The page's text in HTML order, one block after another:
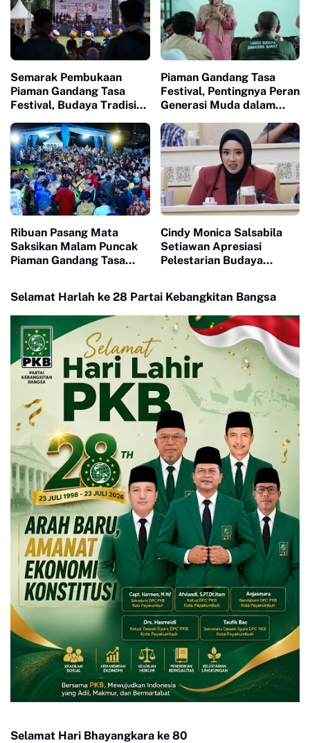
Semarak Pembukaan
Piaman Gandang Tasa
Festival, Budaya Tradisi
Piaman Gandang Tasa
Festival, Pentingnya Peran
Generasi Muda dalam
Ribuan Pasang Mata
Saksikan Malam Puncak
Piaman Gandang Tasa
Cindy Monica Salsabila
Setiawan Apresiasi
Pelestarian Budaya
Selamat Harlah ke 28 Partai Kebangkitan Bangsa
Selamat Hari Bhayangkara ke 80